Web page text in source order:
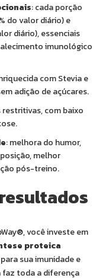
: cada porção
do valor diário) e
diário), essenciais
imunológico
com Stevia e
adição de açúcares.
restritivas, com baixo
: melhora do humor,
melhor
pós-treino.
você investe em
proteica
sua imunidade e
toda a diferença